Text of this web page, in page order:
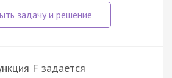
F задаётся